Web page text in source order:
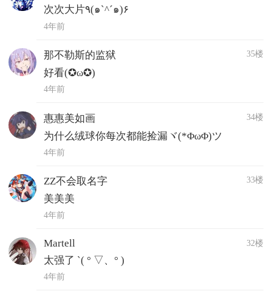
次次大片٩(๑`^´๑)۶
4年前
那不勒斯的监狱 35楼
好看(✪ω✪)
4年前
惠惠美如画 34楼
为什么绒球你每次都能捡漏ヾ(*ΦωΦ)ツ
4年前
ZZ不会取名字 33楼
美美美
4年前
Martell 32楼
太强了 ˋ( ° ▽、° )
4年前